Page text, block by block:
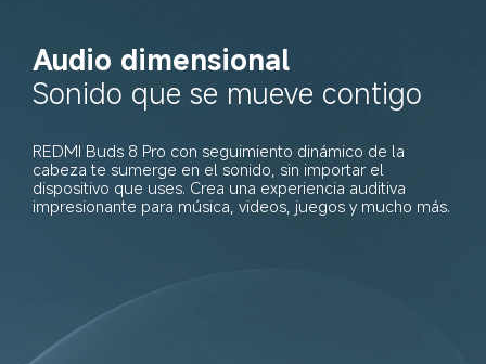
Audio dimensional
Sonido que se mueve contigo
REDMI Buds 8 Pro con seguimiento dinámico de la
cabeza te sumerge en el sonido, sin importar el
dispositivo que uses. Crea una experiencia auditiva
impresionante para música, videos, juegos y mucho más.